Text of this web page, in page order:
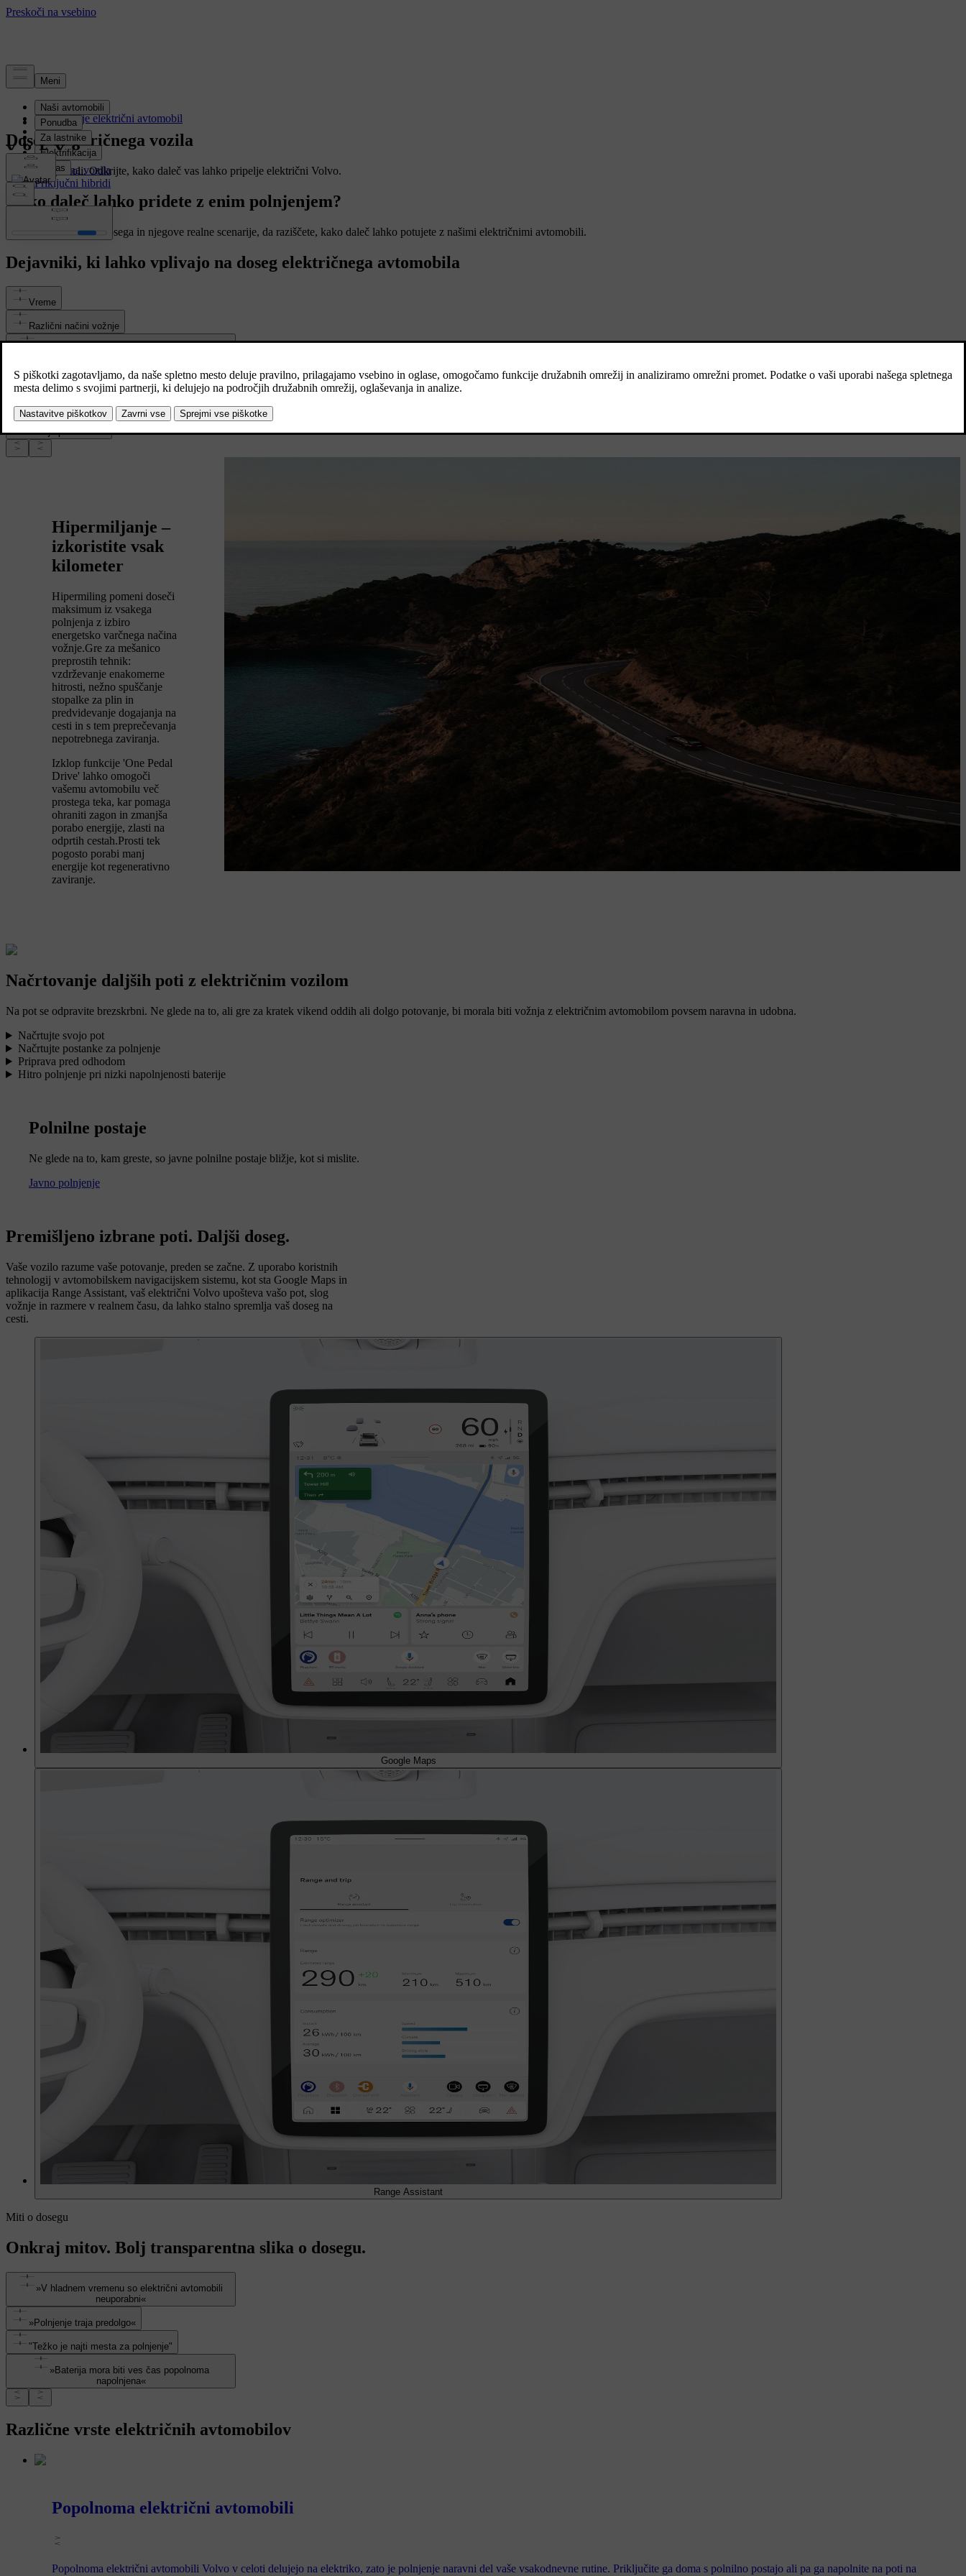
Elektrifikácia
Kako deluje električni avtomobil
Polnjenje
Doseg
Baterija
Električna vozila
Priključni hibridi
Doseg električnega vozila
Od tu do kjerkoli. Odkrijte, kako daleč vas lahko pripelje električni Volvo.
Kako daleč lahko pridete z enim polnjenjem?
Uporabite kalkulator dosega in njegove realne scenarije, da raziščete, kako daleč lahko potujete z našimi električnimi avtomobili.
Dejavniki, ki lahko vplivajo na doseg električnega avtomobila
Vreme
Različni načini vožnje
Specifikacije modela avtomobila
Kaj prevažate (ali vlečete)
Stanje pnevmatike
Hipermiljanje –
izkoristite vsak
kilometer
Hipermiling pomeni doseči
maksimum iz vsakega
polnjenja z izbiro
energetsko varčnega načina
vožnje.Gre za mešanico
preprostih tehnik:
vzdrževanje enakomerne
hitrosti, nežno spuščanje
stopalke za plin in
predvidevanje dogajanja na
cesti in s tem preprečevanja
nepotrebnega zaviranja.
Izklop funkcije 'One Pedal
Drive' lahko omogoči
vašemu avtomobilu več
prostega teka, kar pomaga
ohraniti zagon in zmanjša
porabo energije, zlasti na
odprtih cestah.Prosti tek
pogosto porabi manj
energije kot regenerativno
zaviranje.
Načrtovanje daljših poti z električnim vozilom
Na pot se odpravite brezskrbni. Ne glede na to, ali gre za kratek vikend oddih ali dolgo potovanje, bi morala biti vožnja z električnim avtomobilom povsem naravna in udobna.
Načrtujte svojo pot
Načrtujte postanke za polnjenje
Priprava pred odhodom
Hitro polnjenje pri nizki napolnjenosti baterije
Polnilne postaje
Ne glede na to, kam greste, so javne polnilne postaje bližje, kot si mislite.
Javno polnjenje
Premišljeno izbrane poti. Daljši doseg.
Vaše vozilo razume vaše potovanje, preden se začne. Z uporabo koristnih
tehnologij v avtomobilskem navigacijskem sistemu, kot sta Google Maps in
aplikacija Range Assistant, vaš električni Volvo upošteva vašo pot, slog
vožnje in razmere v realnem času, da lahko stalno spremlja vaš doseg na
cesti.
Google Maps
Range Assistant
Miti o dosegu
Onkraj mitov. Bolj transparentna slika o dosegu.
»V hladnem vremenu so električni avtomobili
neuporabni«
»Polnjenje traja predolgo«
"Težko je najti mesta za polnjenje"
»Baterija mora biti ves čas popolnoma
napolnjena«
Različne vrste električnih avtomobilov
Popolnoma električni avtomobili
Popolnoma električni avtomobili Volvo v celoti delujejo na elektriko, zato je polnjenje naravni del vaše vsakodnevne rutine. Priključite ga doma s polnilno postajo ali pa ga napolnite na poti na